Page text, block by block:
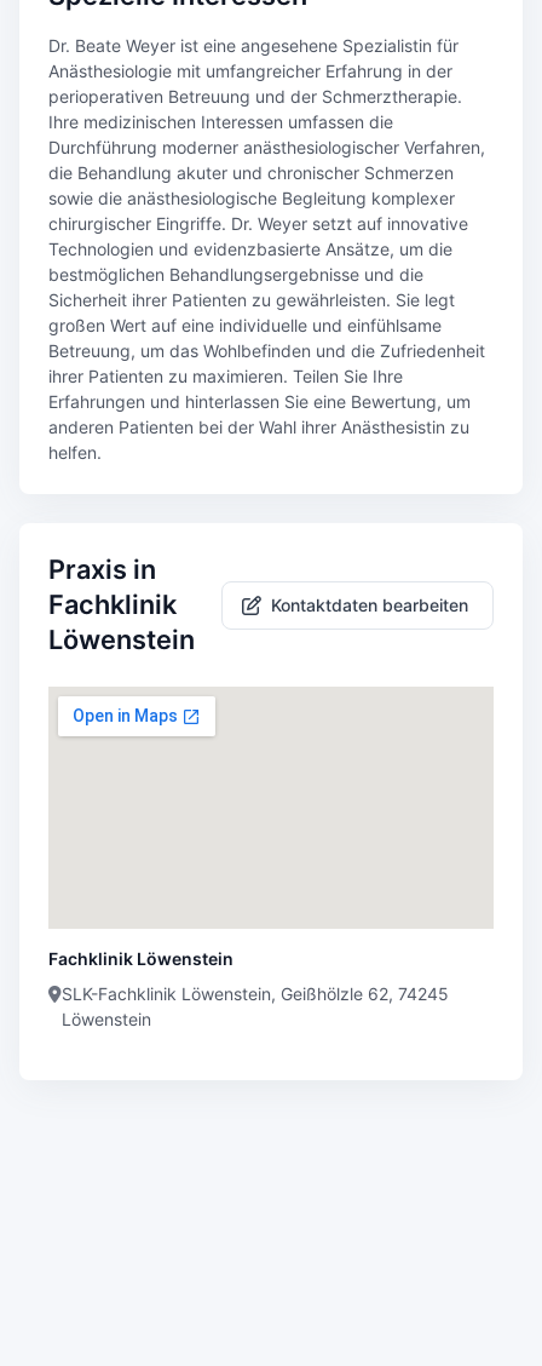
Dr. Beate Weyer ist eine angesehene Spezialistin für
Anästhesiologie mit umfangreicher Erfahrung in der
perioperativen Betreuung und der Schmerztherapie.
Ihre medizinischen Interessen umfassen die
Durchführung moderner anästhesiologischer Verfahren,
die Behandlung akuter und chronischer Schmerzen
sowie die anästhesiologische Begleitung komplexer
chirurgischer Eingriffe. Dr. Weyer setzt auf innovative
Technologien und evidenzbasierte Ansätze, um die
bestmöglichen Behandlungsergebnisse und die
Sicherheit ihrer Patienten zu gewährleisten. Sie legt
großen Wert auf eine individuelle und einfühlsame
Betreuung, um das Wohlbefinden und die Zufriedenheit
ihrer Patienten zu maximieren. Teilen Sie Ihre
Erfahrungen und hinterlassen Sie eine Bewertung, um
anderen Patienten bei der Wahl ihrer Anästhesistin zu
helfen.
Praxis in
Fachklinik
Löwenstein
Kontaktdaten bearbeiten
Fachklinik Löwenstein
SLK-Fachklinik Löwenstein, Geißhölzle 62, 74245
Löwenstein